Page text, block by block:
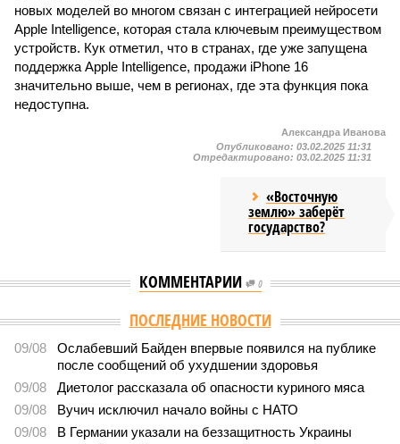
новых моделей во многом связан с интеграцией нейросети
Apple Intelligence, которая стала ключевым преимуществом
устройств. Кук отметил, что в странах, где уже запущена
поддержка Apple Intelligence, продажи iPhone 16
значительно выше, чем в регионах, где эта функция пока
недоступна.
Александра Иванова
Опубликовано: 03.02.2025 11:31
Отредактировано: 03.02.2025 11:31
«Восточную
землю» заберёт
государство?
КОММЕНТАРИИ 0
ПОСЛЕДНИЕ НОВОСТИ
09/08
Ослабевший Байден впервые появился на публике
после сообщений об ухудшении здоровья
09/08
Диетолог рассказала об опасности куриного мяса
09/08
Вучич исключил начало войны с НАТО
09/08
В Германии указали на беззащитность Украины